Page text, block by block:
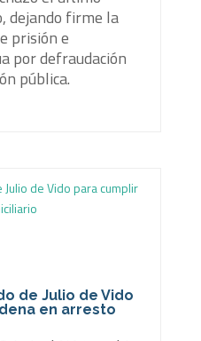
dejando firme la
prisión e
por defraudación
pública.
de Julio de Vido
en arresto